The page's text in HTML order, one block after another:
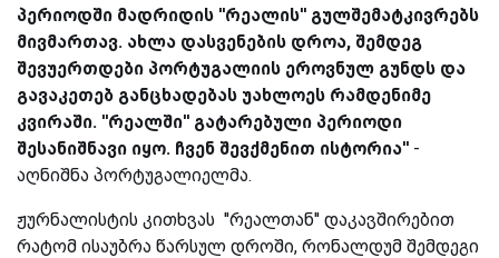
პერიოდში მადრიდის ''რეალის'' გულშემატკივრებს
მივმართავ. ახლა დასვენების დროა, შემდეგ
შევუერთდები პორტუგალიის ეროვნულ გუნდს და
გავაკეთებ განცხადებას უახლოეს რამდენიმე
კვირაში. ''რეალში'' გატარებული პერიოდი
შესანიშნავი იყო. ჩვენ შევქმენით ისტორია'' -
აღნიშნა პორტუგალიელმა.
ჟურნალისტის კითხვას ''რეალთან'' დაკავშირებით
რატომ ისაუბრა წარსულ დროში, რონალდუმ შემდეგი